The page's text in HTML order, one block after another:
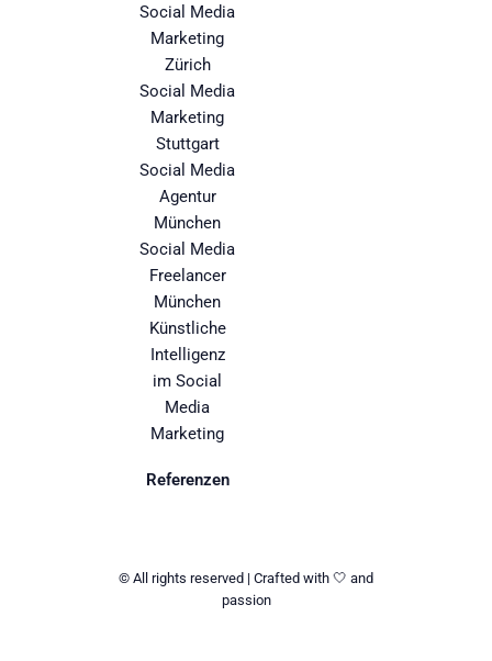
Social Media
Marketing
Zürich
Social Media
Marketing
Stuttgart
Social Media
Agentur
München
Social Media
Freelancer
München
Künstliche
Intelligenz
im Social
Media
Marketing
Referenzen
© All rights reserved | Crafted with 🤍 and
passion